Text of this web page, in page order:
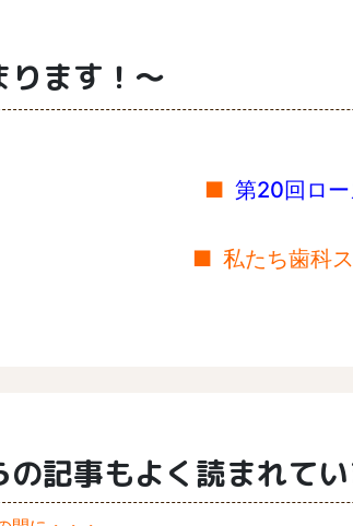
ります！～
第20回ロ
私たち歯科
の記事もよく読まれてい